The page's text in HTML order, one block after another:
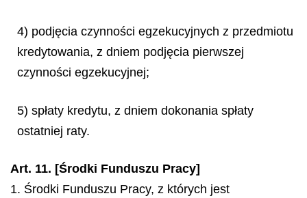
4) podjęcia czynności egzekucyjnych z przedmiotu
kredytowania, z dniem podjęcia pierwszej
czynności egzekucyjnej;
5) spłaty kredytu, z dniem dokonania spłaty
ostatniej raty.
Art. 11. [Środki Funduszu Pracy]
1. Środki Funduszu Pracy, z których jest